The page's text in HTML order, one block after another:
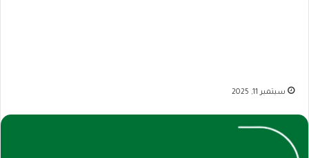
سبتمبر 11, 2025